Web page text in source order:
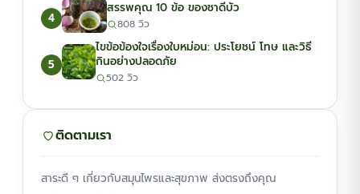
4
สรรพคุณ 10 ข้อ ของชาดีบัว
808 วิว
5
ไขข้อข้องใจเรื่องใบหม่อน: ประโยชน์ โทษ และวิธี
กินอย่างปลอดภัย
502 วิว
ติดตามเรา
สาระดี ๆ เกี่ยวกับสมุนไพรและสุขภาพ ส่งตรงถึงคุณ